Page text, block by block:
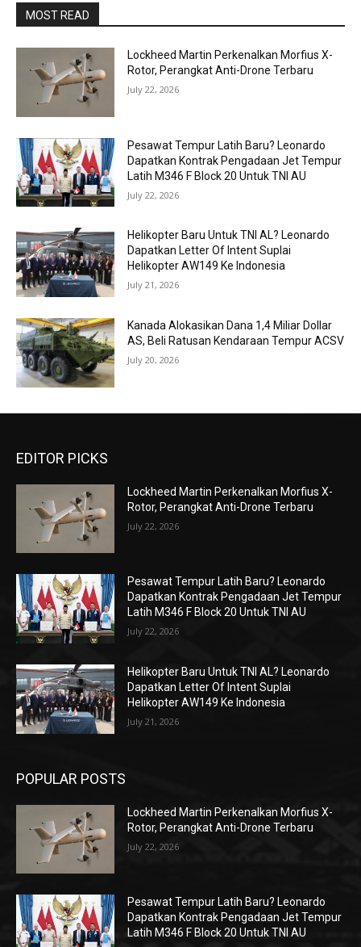
MOST READ
Lockheed Martin Perkenalkan Morfius X-
Rotor, Perangkat Anti-Drone Terbaru
July 22, 2026
Pesawat Tempur Latih Baru? Leonardo
Dapatkan Kontrak Pengadaan Jet Tempur
Latih M346 F Block 20 Untuk TNI AU
July 22, 2026
Helikopter Baru Untuk TNI AL? Leonardo
Dapatkan Letter Of Intent Suplai
Helikopter AW149 Ke Indonesia
July 21, 2026
Kanada Alokasikan Dana 1,4 Miliar Dollar
AS, Beli Ratusan Kendaraan Tempur ACSV
July 20, 2026
EDITOR PICKS
Lockheed Martin Perkenalkan Morfius X-
Rotor, Perangkat Anti-Drone Terbaru
July 22, 2026
Pesawat Tempur Latih Baru? Leonardo
Dapatkan Kontrak Pengadaan Jet Tempur
Latih M346 F Block 20 Untuk TNI AU
July 22, 2026
Helikopter Baru Untuk TNI AL? Leonardo
Dapatkan Letter Of Intent Suplai
Helikopter AW149 Ke Indonesia
July 21, 2026
POPULAR POSTS
Lockheed Martin Perkenalkan Morfius X-
Rotor, Perangkat Anti-Drone Terbaru
July 22, 2026
Pesawat Tempur Latih Baru? Leonardo
Dapatkan Kontrak Pengadaan Jet Tempur
Latih M346 F Block 20 Untuk TNI AU